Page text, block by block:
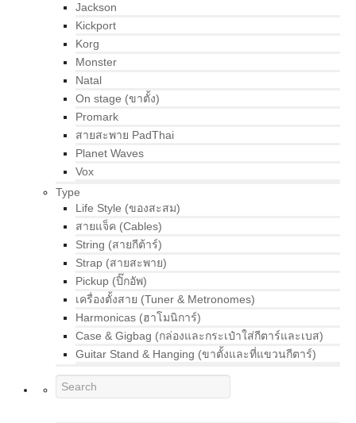
Jackson
Kickport
Korg
Monster
Natal
On stage (ขาตั้ง)
Promark
สายสะพาย PadThai
Planet Waves
Vox
Type
Life Style (ของสะสม)
สายแจ็ค (Cables)
String (สายกีต้าร์)
Strap (สายสะพาย)
Pickup (ปิ๊กอัพ)
เครื่องตั้งสาย (Tuner & Metronomes)
Harmonicas (ฮาโมนิการ์)
Case & Gigbag (กล่องและกระเป๋าใส่กีตาร์และเบส)
Guitar Stand & Hanging (ขาตั้งและที่แขวนกีตาร์)